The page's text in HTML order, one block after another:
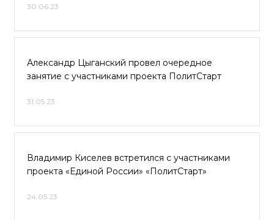
30.06.23
Александр Цыганский провел очередное
занятие с участниками проекта ПолитСтарт
31.05.23
Владимир Киселев встретился с участниками
проекта «Единой России» «ПолитСтарт»
24.05.23